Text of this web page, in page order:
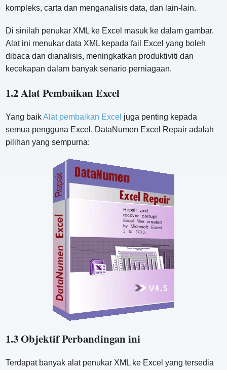
kompleks, carta dan menganalisis data, dan lain-lain.
Di sinilah penukar XML ke Excel masuk ke dalam gambar.
Alat ini menukar data XML kepada fail Excel yang boleh
dibaca dan dianalisis, meningkatkan produktiviti dan
kecekapan dalam banyak senario perniagaan.
1.2 Alat Pembaikan Excel
Yang baikAlat pembaikan Excel juga penting kepada
semua pengguna Excel. DataNumen Excel Repair adalah
pilihan yang sempurna:
1.3 Objektif Perbandingan ini
Terdapat banyak alat penukar XML ke Excel yang tersedia